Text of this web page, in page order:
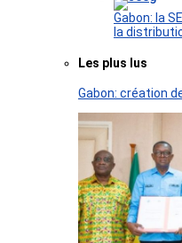
Gabon: la
la
Les plus lus
Gabon: création